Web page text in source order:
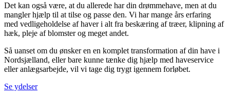
Det kan også være, at du allerede har din drømmehave, men at du
mangler hjælp til at tilse og passe den. Vi har mange års erfaring
med vedligeholdelse af haver i alt fra beskæring af træer, klipning af
hæk, pleje af blomster og meget andet.
Så uanset om du ønsker en en komplet transformation af din have i
Nordsjælland, eller bare kunne tænke dig hjælp med haveservice
eller anlægsarbejde, vil vi tage dig trygt igennem forløbet.
Se ydelser